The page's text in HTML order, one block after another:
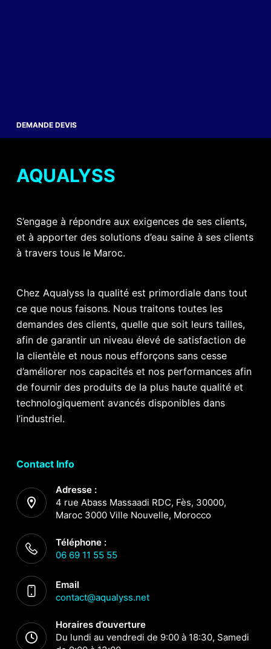
DEMANDE DEVIS
AQUALYSS
S’engage à répondre aux exigences de ses clients,
et à apporter des solutions d’eau saine à ses clients
à travers tous le Maroc.
Chez Aqualyss la qualité est primordiale dans tout
ce que nous faisons. Nous traitons toutes les
demandes des clients, quelle que soit leurs tailles,
afin de garantir un niveau élevé de satisfaction de
la clientèle et nous nous efforçons sans cesse
d’améliorer nos capacités et nos performances afin
de fournir des produits de la plus haute qualité et
technologiquement avancés disponibles dans
l’industriel.
Contact Info
Adresse :
4 rue Abass Massaadi RDC, Fès, 30000,
Maroc 3000 Ville Nouvelle, Morocco
Téléphone :
06 69 11 55 55
Email
contact@aqualyss.net
Horaires d’ouverture
Du lundi au vendredi de 9:00 à 18:30, Samedi